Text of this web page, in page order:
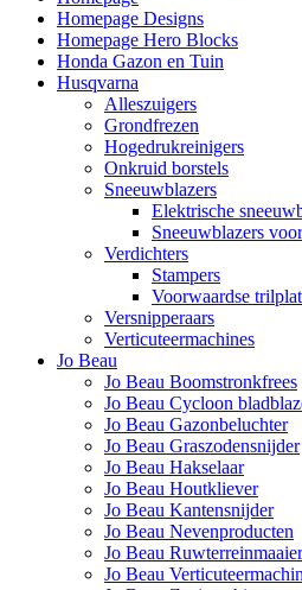
Homepage Designs
Homepage Hero Blocks
Honda Gazon en Tuin
Husqvarna
Alleszuigers
Grondfrezen
Hogedrukreinigers
Onkruid borstels
Sneeuwblazers
Elektrische
Sneeuwblazers
Verdichters
Stampers
Voorwaardse
Versnipperaars
Verticuteermachines
Jo Beau
Jo Beau Boomstronkfrees
Jo Beau Cycloon
Jo Beau Gazonbeluchter
Jo Beau Graszodensnijder
Jo Beau Hakselaar
Jo Beau Houtkliever
Jo Beau Kantensnijder
Jo Beau Nevenproducten
Jo Beau Ruwterreinmaaier
Jo Beau